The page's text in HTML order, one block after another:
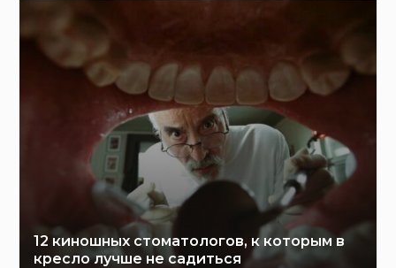
12 киношных стоматологов, к которым в
кресло лучше не садиться